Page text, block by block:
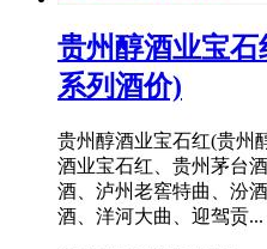
贵州醇酒业宝
系列酒价)
贵州醇酒业宝石红(贵州
酒业宝石红、贵州茅台
酒、泸州老窖特曲、汾
酒、洋河大曲、迎驾贡...